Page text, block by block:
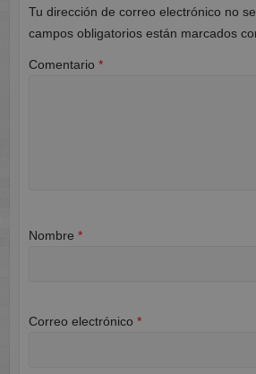
Tu dirección de correo electrónico no
campos obligatorios están marcados
Comentario *
Nombre *
Correo electrónico *